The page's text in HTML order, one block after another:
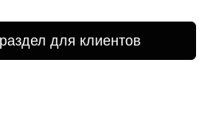
для клиентов